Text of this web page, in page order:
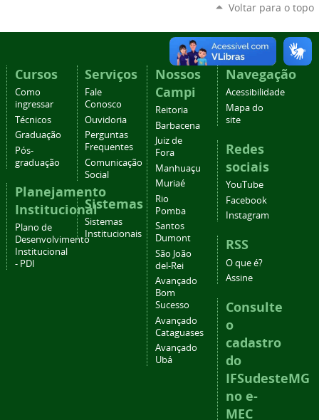
Voltar para o topo
Cursos
Como
ingressar
Técnicos
Graduação
Pós-
graduação
Planejamento
Institucional
Plano de
Desenvolvimento
Institucional
- PDI
Serviços
Fale
Conosco
Ouvidoria
Perguntas
Frequentes
Comunicação
Social
Sistemas
Sistemas
Institucionais
Nossos
Campi
Reitoria
Barbacena
Juiz de
Fora
Manhuaçu
Muriaé
Rio
Pomba
Santos
Dumont
São João
del-Rei
Avançado
Bom
Sucesso
Avançado
Cataguases
Avançado
Ubá
Navegação
Acessibilidade
Mapa do
site
Redes
sociais
YouTube
Facebook
Instagram
RSS
O que é?
Assine
Consulte
o
cadastro
do
IFSudesteMG
no e-
MEC